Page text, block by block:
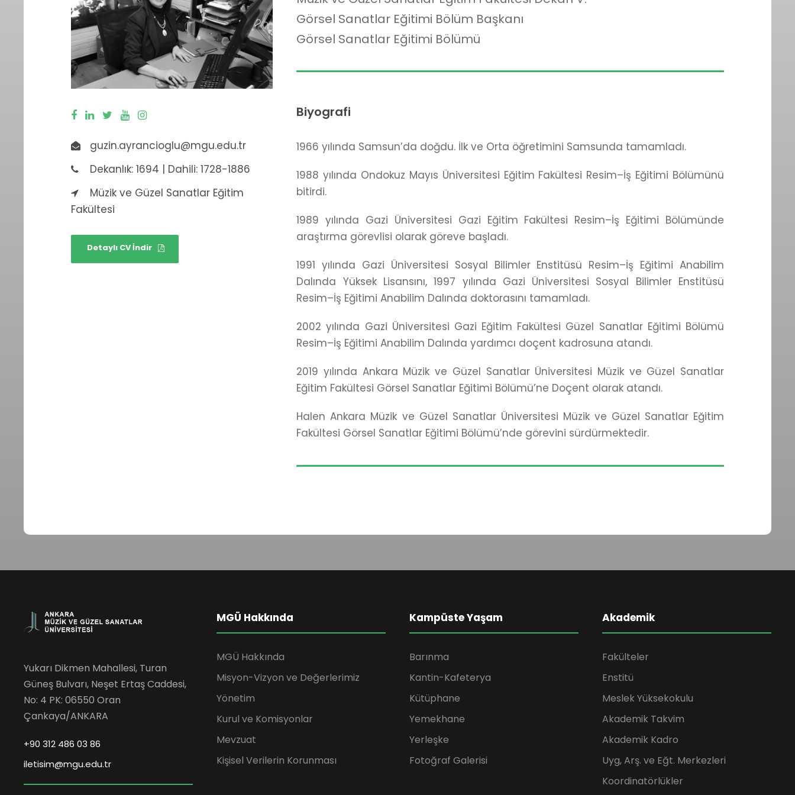
guzin.ayrancioglu@mgu.edu.tr
Dekanlık: 1694 | Dahili: 1728-1886
Müzik ve Güzel Sanatlar Eğitim
Fakültesi
Detaylı CV İndir
Görsel Sanatlar Eğitimi Bölüm Başkanı
Görsel Sanatlar Eğitimi Bölümü
Biyografi
1966 yılında Samsun’da doğdu. İlk ve Orta öğretimini Samsunda tamamladı.
1988 yılında Ondokuz Mayıs Üniversitesi Eğitim Fakültesi Resim–İş Eğitimi Bölümünü
bitirdi.
1989 yılında Gazi Üniversitesi Gazi Eğitim Fakültesi Resim–İş Eğitimi Bölümünde
araştırma görevlisi olarak göreve başladı.
1991 yılında Gazi Üniversitesi Sosyal Bilimler Enstitüsü Resim–İş Eğitimi Anabilim
Dalında Yüksek Lisansını, 1997 yılında Gazi Üniversitesi Sosyal Bilimler Enstitüsü
Resim–İş Eğitimi Anabilim Dalında doktorasını tamamladı.
2002 yılında Gazi Üniversitesi Gazi Eğitim Fakültesi Güzel Sanatlar Eğitimi Bölümü
Resim–İş Eğitimi Anabilim Dalında yardımcı doçent kadrosuna atandı.
2019 yılında Ankara Müzik ve Güzel Sanatlar Üniversitesi Müzik ve Güzel Sanatlar
Eğitim Fakültesi Görsel Sanatlar Eğitimi Bölümü’ne Doçent olarak atandı.
Halen Ankara Müzik ve Güzel Sanatlar Üniversitesi Müzik ve Güzel Sanatlar Eğitim
Fakültesi Görsel Sanatlar Eğitimi Bölümü’nde görevini sürdürmektedir.
Yukarı Dikmen Mahallesi, Turan
Güneş Bulvarı, Neşet Ertaş Caddesi,
No: 4 PK: 06550 Oran
Çankaya/ANKARA
+90 312 486 03 86
iletisim@mgu.edu.tr
MGÜ Hakkında
MGÜ Hakkında
Misyon-Vizyon ve Değerlerimiz
Yönetim
Kurul ve Komisyonlar
Mevzuat
Kişisel Verilerin Korunması
Kampüste Yaşam
Barınma
Kantin-Kafeterya
Kütüphane
Yemekhane
Yerleşke
Fotoğraf Galerisi
Akademik
Fakülteler
Enstitü
Meslek Yüksekokulu
Akademik Takvim
Akademik Kadro
Uyg, Arş. ve Eğt. Merkezleri
Koordinatörlükler